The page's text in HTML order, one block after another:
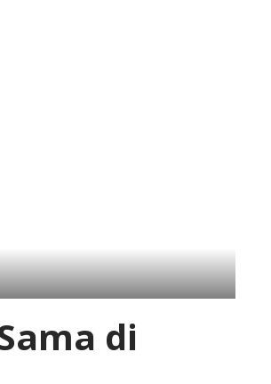
di